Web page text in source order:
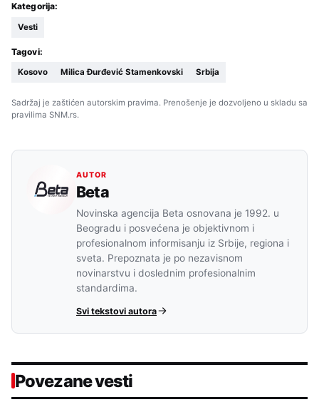
Kategorija:
Vesti
Tagovi:
Kosovo Milica Đurđević Stamenkovski Srbija
Sadržaj je zaštićen autorskim pravima. Prenošenje je dozvoljeno u skladu sa
pravilima SNM.rs.
AUTOR
Beta
Novinska agencija Beta osnovana je 1992. u
Beogradu i posvećena je objektivnom i
profesionalnom informisanju iz Srbije, regiona i
sveta. Prepoznata je po nezavisnom
novinarstvu i doslednim profesionalnim
standardima.
Svi tekstovi autora
Povezane vesti